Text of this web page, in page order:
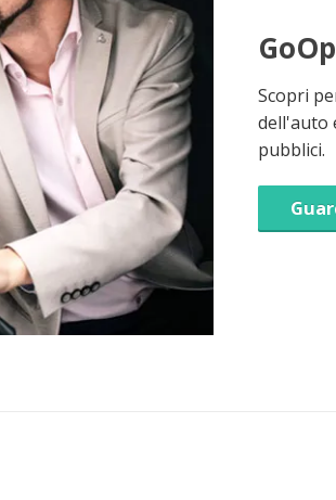
Scopri
dell'auto
pubblici.